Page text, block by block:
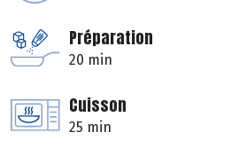
Préparation
20 min
Cuisson
25 min